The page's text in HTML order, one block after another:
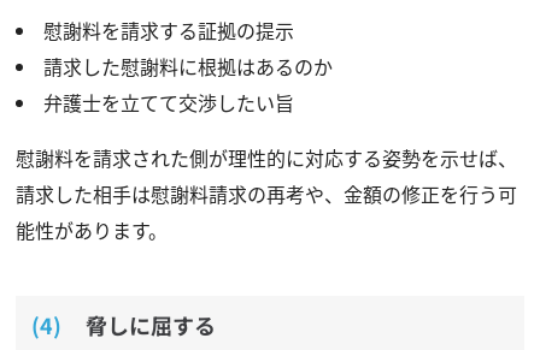
慰謝料を請求する証拠の提示
請求した慰謝料に根拠はあるのか
弁護士を立てて交渉したい旨
慰謝料を請求された側が理性的に対応する姿勢を示せば、
請求した相手は慰謝料請求の再考や、金額の修正を行う可
能性があります。
脅しに屈する